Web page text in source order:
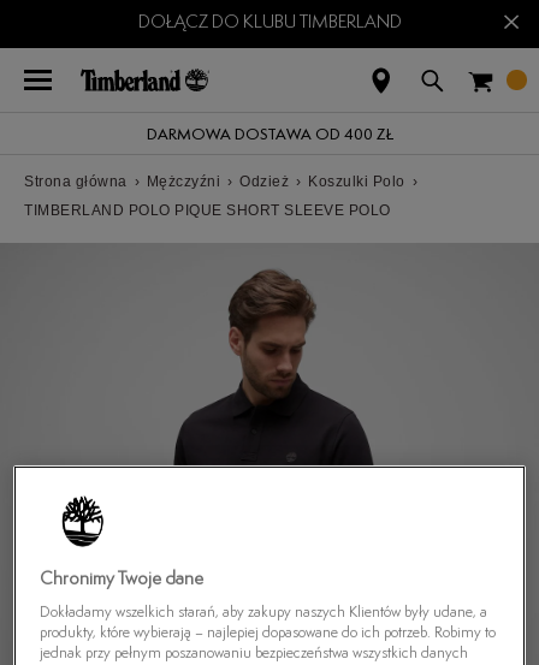
DOŁĄCZ DO KLUBU TIMBERLAND ×
DARMOWA DOSTAWA OD 400 ZŁ
Strona główna › Mężczyźni › Odzież › Koszulki Polo ›
TIMBERLAND POLO PIQUE SHORT SLEEVE POLO
Chronimy Twoje dane
Dokładamy wszelkich starań, aby zakupy naszych Klientów były udane, a
produkty, które wybierają – najlepiej dopasowane do ich potrzeb. Robimy to
jednak przy pełnym poszanowaniu bezpieczeństwa wszystkich danych